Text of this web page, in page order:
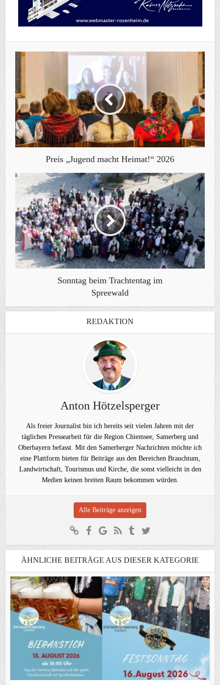
Preis „Jugend macht Heimat!“ 2026
Sonntag beim Trachtentag im
Spreewald
REDAKTION
Anton Hötzelsperger
Als freier Journalist bin ich bereits seit vielen Jahren mit der
täglichen Pressearbeit für die Region Chiemsee, Samerberg und
Oberbayern befasst. Mit den Samerberger Nachrichten möchte ich
eine Plattform bieten für Beiträge aus den Bereichen Brauchtum,
Landwirtschaft, Tourismus und Kirche, die sonst vielleicht in den
Medien keinen breiten Raum bekommen würden.
Alle Beiträge anzeigen
ÄHNLICHE BEITRÄGE AUS DIESER KATEGORIE